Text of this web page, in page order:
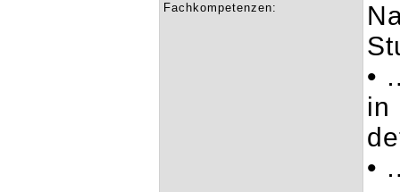
Fachkompetenzen:
•
in
•